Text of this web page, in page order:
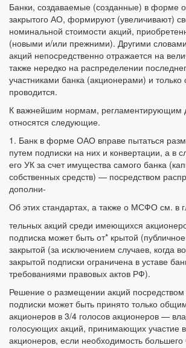
Банки, создаваемые (созданные) в форме
закрытого АО, формируют (увеличивают)
номинальной стоимости акций,
(новыми и/или прежними). Другими
акций непосредственно отражается на
также нередко на распределении
участниками банка (акционерами) и
проводится.
К важнейшим нормам, регламентирующим
относятся следующие.
1. Банк в форме ОАО вправе пытаться
путем подписки на них и конвертации, а в
его УК за счет имущества самого банка
собственных средств) — посредством
дополни-
Об этих стандартах, а также о МСФО см. в
тельных акций среди имеющихся
подписка может быть от* крытой
закрытой (за исключением случаев, когда
закрытой подписки ограничена в уставе
требованиями правовых актов РФ).
Решение о размещении акций посредством
подписки может быть принято только
акционеров в 3/4 голосов акционеров —
голосующих акций, принимающих участие
акционеров, если необходимость большего